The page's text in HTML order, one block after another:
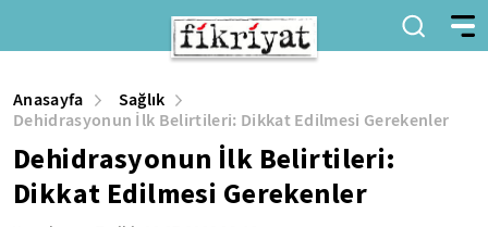
Anasayfa
Sağlık
Dehidrasyonun İlk Belirtileri: Dikkat Edilmesi Gerekenler
Dehidrasyonun İlk Belirtileri:
Dikkat Edilmesi Gerekenler